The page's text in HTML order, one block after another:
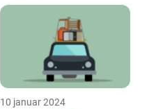
10 januar 2024